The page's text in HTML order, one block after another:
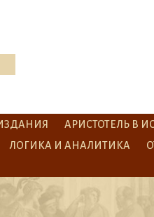
АРИСТОТЕЛЬ В
ЛОГИКА И АНАЛИТИКА